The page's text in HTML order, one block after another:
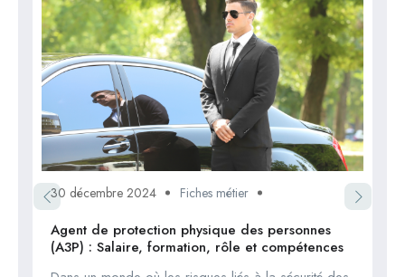
30 décembre 2024 Fiches métier
Agent de protection physique des personnes
(A3P) : Salaire, formation, rôle et compétences